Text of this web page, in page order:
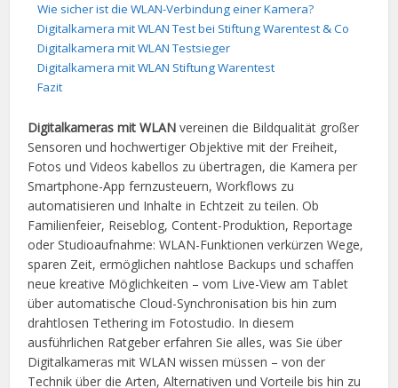
Wie sicher ist die WLAN-Verbindung einer Kamera?
Digitalkamera mit WLAN Test bei Stiftung Warentest & Co
Digitalkamera mit WLAN Testsieger
Digitalkamera mit WLAN Stiftung Warentest
Fazit
Digitalkameras mit WLAN vereinen die Bildqualität großer
Sensoren und hochwertiger Objektive mit der Freiheit,
Fotos und Videos kabellos zu übertragen, die Kamera per
Smartphone-App fernzusteuern, Workflows zu
automatisieren und Inhalte in Echtzeit zu teilen. Ob
Familienfeier, Reiseblog, Content-Produktion, Reportage
oder Studioaufnahme: WLAN-Funktionen verkürzen Wege,
sparen Zeit, ermöglichen nahtlose Backups und schaffen
neue kreative Möglichkeiten – vom Live-View am Tablet
über automatische Cloud-Synchronisation bis hin zum
drahtlosen Tethering im Fotostudio. In diesem
ausführlichen Ratgeber erfahren Sie alles, was Sie über
Digitalkameras mit WLAN wissen müssen – von der
Technik über die Arten, Alternativen und Vorteile bis hin zu